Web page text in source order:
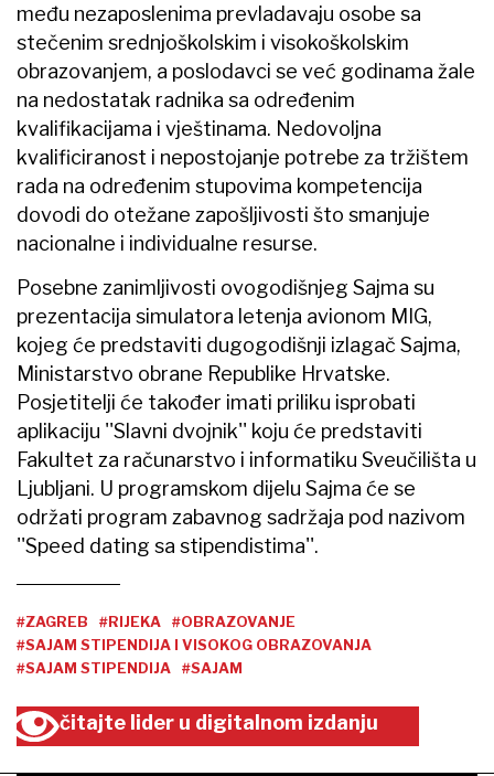
među nezaposlenima prevladavaju osobe sa
stečenim srednjoškolskim i visokoškolskim
obrazovanjem, a poslodavci se već godinama žale
na nedostatak radnika sa određenim
kvalifikacijama i vještinama. Nedovoljna
kvalificiranost i nepostojanje potrebe za tržištem
rada na određenim stupovima kompetencija
dovodi do otežane zapošljivosti što smanjuje
nacionalne i individualne resurse.
Posebne zanimljivosti ovogodišnjeg Sajma su
prezentacija simulatora letenja avionom MIG,
kojeg će predstaviti dugogodišnji izlagač Sajma,
Ministarstvo obrane Republike Hrvatske.
Posjetitelji će također imati priliku isprobati
aplikaciju ''Slavni dvojnik'' koju će predstaviti
Fakultet za računarstvo i informatiku Sveučilišta u
Ljubljani. U programskom dijelu Sajma će se
održati program zabavnog sadržaja pod nazivom
''Speed dating sa stipendistima''.
#ZAGREB #RIJEKA
#OBRAZOVANJE
#SAJAM STIPENDIJA I VISOKOG OBRAZOVANJA
#SAJAM STIPENDIJA
#SAJAM
čitajte lider u digitalnom izdanju